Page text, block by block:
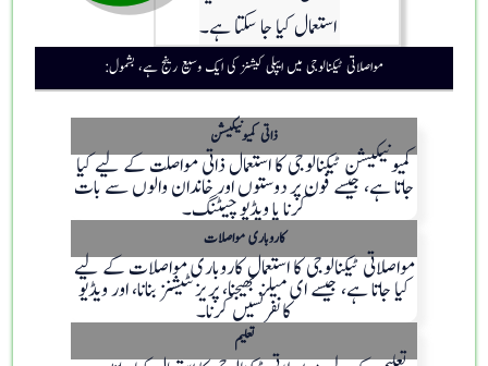
استعمال کیا جا سکتا ہے۔
مواصلاتی ٹیکنالوجی میں ایپلی کیشنز کی ایک وسیع رینج ہے، بشمول:
ذاتی کمیونیکیشن
کمیونیکیشن ٹیکنالوجی کا استعمال ذاتی مواصلت کے لیے کیا
جاتا ہے، جیسے فون پر دوستوں اور خاندان والوں سے بات
کرنا یا ویڈیو چیٹنگ۔
کاروباری مواصلات
مواصلاتی ٹیکنالوجی کا استعمال کاروباری مواصلات کے لیے
کیا جاتا ہے، جیسے ای میلز بھیجنا، پریزنٹیشنز بنانا، اور ویڈیو
کانفرنسیں کرنا۔
تعلیم